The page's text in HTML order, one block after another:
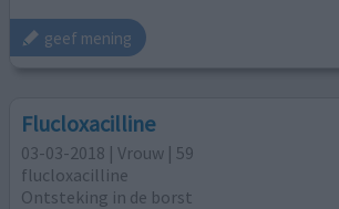
geef mening
Flucloxacilline
03-03-2018 | Vrouw | 59
flucloxacilline
Ontsteking in de borst